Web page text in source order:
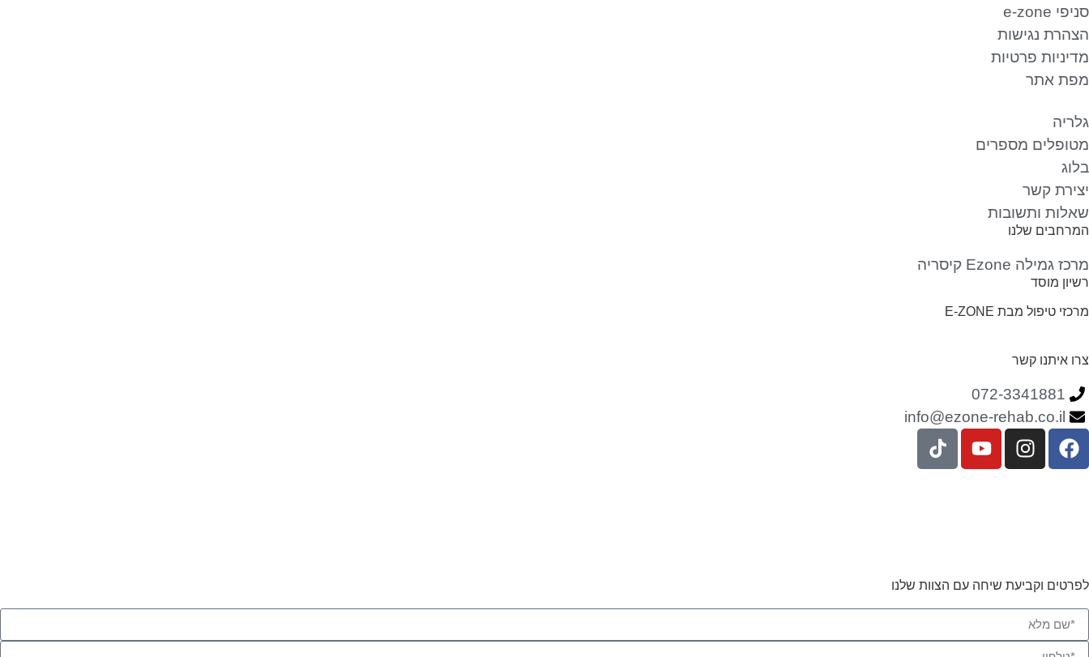
סניפי e-zone
הצהרת נגישות
מדיניות פרטיות
מפת אתר
גלריה
מטופלים מספרים
בלוג
יצירת קשר
שאלות ותשובות
המרחבים שלנו
מרכז גמילה Ezone קיסריה
רשיון מוסד
מרכזי טיפול מבת E-ZONE
צרו איתנו קשר
072-3341881
info@ezone-rehab.co.il
לפרטים וקביעת שיחה עם הצוות שלנו